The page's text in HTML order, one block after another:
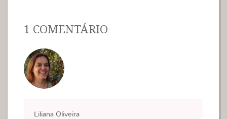
1 COMENTÁRIO
Liliana Oliveira